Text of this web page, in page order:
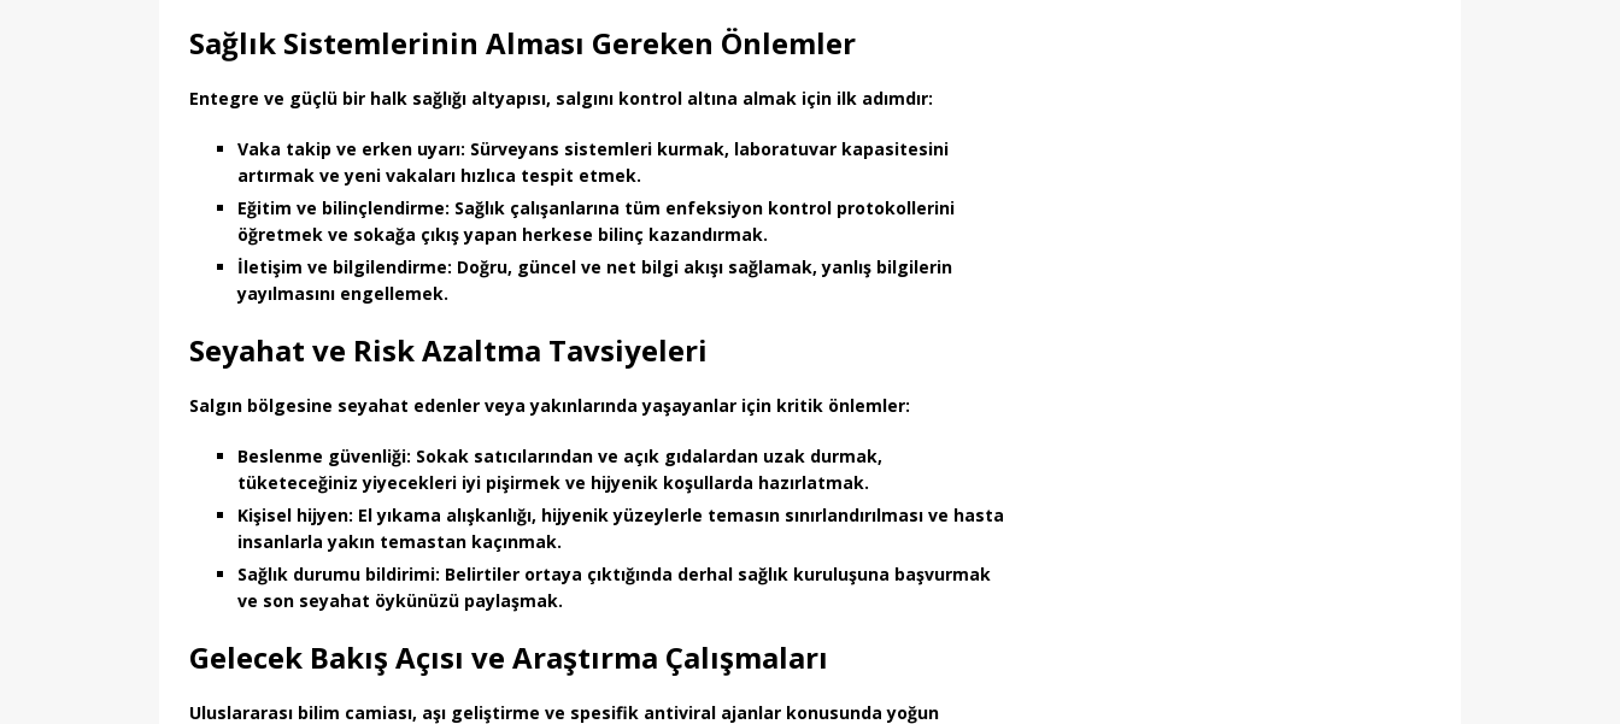
Sağlık Sistemlerinin Alması Gereken Önlemler
Entegre ve güçlü bir halk sağlığı altyapısı, salgını kontrol altına almak için ilk adımdır:
Vaka takip ve erken uyarı: Sürveyans sistemleri kurmak, laboratuvar kapasitesini
artırmak ve yeni vakaları hızlıca tespit etmek.
Eğitim ve bilinçlendirme: Sağlık çalışanlarına tüm enfeksiyon kontrol protokollerini
öğretmek ve sokağa çıkış yapan herkese bilinç kazandırmak.
İletişim ve bilgilendirme: Doğru, güncel ve net bilgi akışı sağlamak, yanlış bilgilerin
yayılmasını engellemek.
Seyahat ve Risk Azaltma Tavsiyeleri
Salgın bölgesine seyahat edenler veya yakınlarında yaşayanlar için kritik önlemler:
Beslenme güvenliği: Sokak satıcılarından ve açık gıdalardan uzak durmak,
tüketeceğiniz yiyecekleri iyi pişirmek ve hijyenik koşullarda hazırlatmak.
Kişisel hijyen: El yıkama alışkanlığı, hijyenik yüzeylerle temasın sınırlandırılması ve hasta
insanlarla yakın temastan kaçınmak.
Sağlık durumu bildirimi: Belirtiler ortaya çıktığında derhal sağlık kuruluşuna başvurmak
ve son seyahat öykünüzü paylaşmak.
Gelecek Bakış Açısı ve Araştırma Çalışmaları
Uluslararası bilim camiası, aşı geliştirme ve spesifik antiviral ajanlar konusunda yoğun